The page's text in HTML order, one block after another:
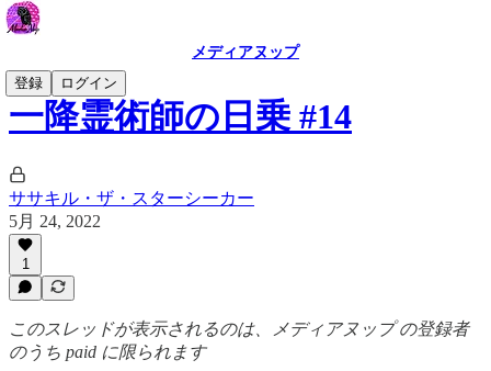
メディアヌップ
登録
ログイン
一降霊術師の日乗 #14
ササキル・ザ・スターシーカー
5月 24, 2022
1
このスレッドが表示されるのは、メディアヌップ の登録者
のうち paid に限られます